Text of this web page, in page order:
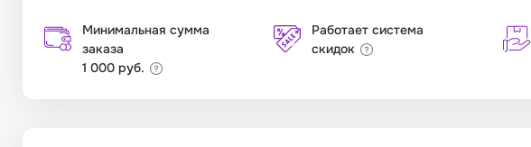
Минимальная сумма
заказа
1 000 руб.
Работает система
скидок